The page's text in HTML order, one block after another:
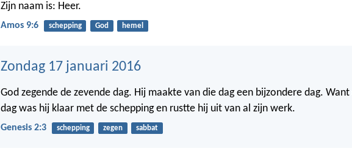
Zijn naam is: Heer.
Amos 9:6 schepping God hemel
Zondag 17 januari 2016
God zegende de zevende dag. Hij maakte van die dag een bijzondere dag.
dag was hij klaar met de schepping en rustte hij uit van al zijn werk.
Genesis 2:3 schepping zegen sabbat